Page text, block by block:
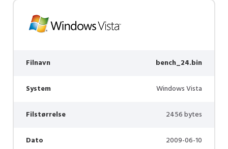
Filnavn bench_24.bin
System Windows Vista
Filstørrelse 2456 bytes
Dato 2009-06-10